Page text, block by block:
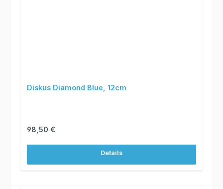
Diskus Diamond Blue, 12cm
Regulärer Preis:
98,50 €
Details